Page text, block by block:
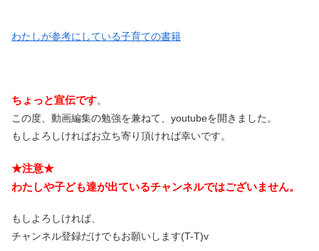
わたしが参考にしている子育ての書籍
ちょっと宣伝です。
この度、動画編集の勉強を兼ねて、youtubeを開きました。
もしよろしければお立ち寄り頂ければ幸いです。
★注意★
わたしや子ども達が出ているチャンネルではございません。
もしよろしければ、
チャンネル登録だけでもお願いします(T-T)v